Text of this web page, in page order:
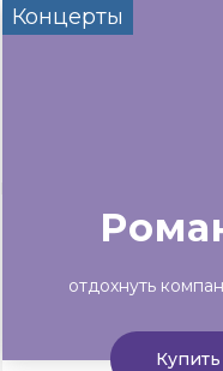
Концерты
отдохнуть